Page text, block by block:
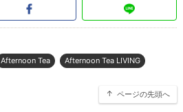
Afternoon Tea Afternoon Tea LIVING
ページの先頭へ